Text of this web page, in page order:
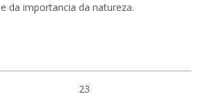
da importancia da natureza.
23